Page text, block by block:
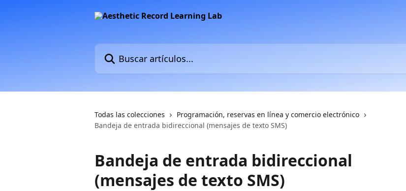
Buscar artículos...
Todas las colecciones
Programación, reservas en línea y comercio electrónico
Bandeja de entrada bidireccional (mensajes de texto SMS)
Bandeja de entrada bidireccional
(mensajes de texto SMS)